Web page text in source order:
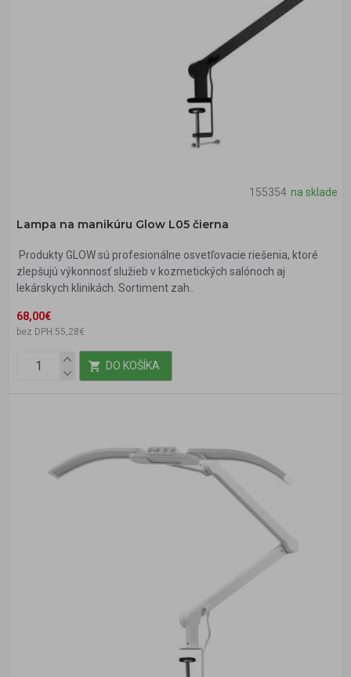
155354 na sklade
Lampa na manikúru Glow L05 čierna
Produkty GLOW sú profesionálne osvetľovacie riešenia, ktoré
zlepšujú výkonnosť služieb v kozmetických salónoch aj
lekárskych klinikách. Sortiment zah..
68,00€
bez DPH:55,28€
DO KOŠÍKA